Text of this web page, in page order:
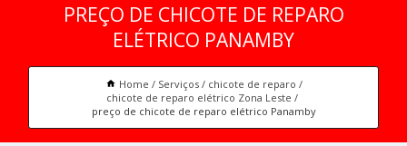
PREÇO DE CHICOTE DE REPARO
ELÉTRICO PANAMBY
Home Serviços
chicote de reparo
chicote de reparo elétrico Zona Leste
preço de chicote de reparo elétrico Panamby